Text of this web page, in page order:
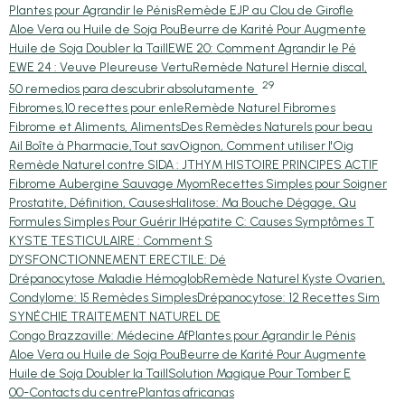
Plantes pour Agrandir le PénisRemède EJP au Clou de Girofle
Aloe Vera ou Huile de Soja PouBeurre de Karité Pour Augmente
Huile de Soja Doubler la TaillEWE 20: Comment Agrandir le Pé
EWE 24 : Veuve Pleureuse VertuRemède Naturel Hernie discal,
50 remedios para descubrir absolutamente
29
Fibromes,10 recettes pour enleRemède Naturel Fibromes
Fibrome et Aliments, AlimentsDes Remèdes Naturels pour beau
Ail Boîte à Pharmacie,Tout savOignon, Comment utiliser l'Oig
Remède Naturel contre SIDA : JTHYM HISTOIRE PRINCIPES ACTIF
Fibrome Aubergine Sauvage MyomRecettes Simples pour Soigner
Prostatite, Définition, CausesHalitose: Ma Bouche Dégage, Qu
Formules Simples Pour Guérir lHépatite C: Causes Symptômes T
KYSTE TESTICULAIRE : Comment S
DYSFONCTIONNEMENT ERECTILE: Dé
Drépanocytose Maladie HémoglobRemède Naturel Kyste Ovarien,
Condylome: 15 Remèdes SimplesDrépanocytose: 12 Recettes Sim
SYNÉCHIE TRAITEMENT NATUREL DE
Congo Brazzaville: Médecine AfPlantes pour Agrandir le Pénis
Aloe Vera ou Huile de Soja PouBeurre de Karité Pour Augmente
Huile de Soja Doubler la TaillSolution Magique Pour Tomber E
00-Contacts du centrePlantas africanas